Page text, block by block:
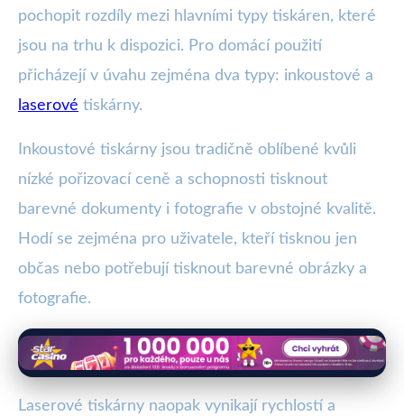
pochopit rozdíly mezi hlavními typy tiskáren, které
jsou na trhu k dispozici. Pro domácí použití
přicházejí v úvahu zejména dva typy: inkoustové a
laserové tiskárny.
Inkoustové tiskárny jsou tradičně oblíbené kvůli
nízké pořizovací ceně a schopnosti tisknout
barevné dokumenty i fotografie v obstojné kvalitě.
Hodí se zejména pro uživatele, kteří tisknou jen
občas nebo potřebují tisknout barevné obrázky a
fotografie.
Laserové tiskárny naopak vynikají rychlostí a